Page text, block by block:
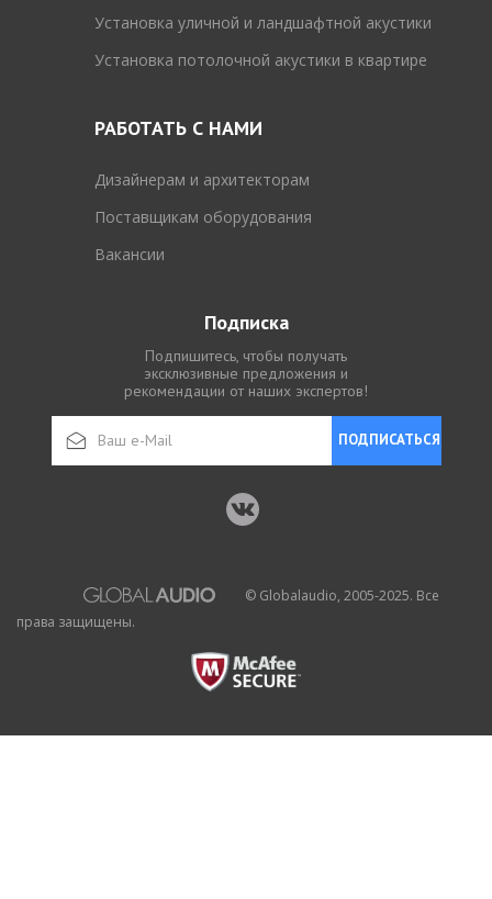
Установка уличной и ландшафтной акустики
Установка потолочной акустики в квартире
РАБОТАТЬ С НАМИ
Дизайнерам и архитекторам
Поставщикам оборудования
Вакансии
Подписка
Подпишитесь, чтобы получать
эксклюзивные предложения и
рекомендации от наших экспертов!
ПОДПИСАТЬСЯ
© Globalaudio, 2005-2025. Все
права защищены.